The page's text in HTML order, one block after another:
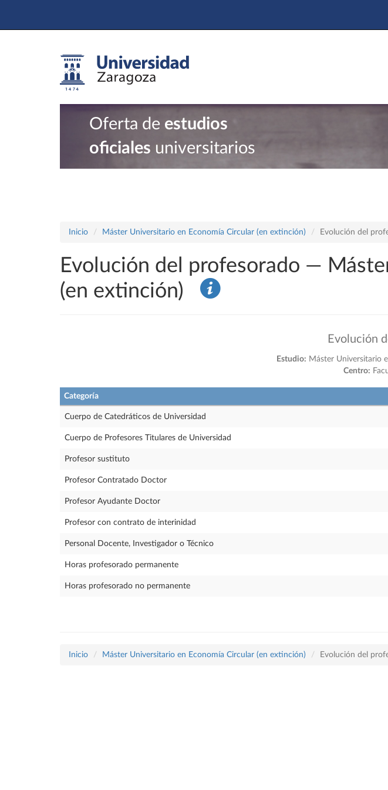
Oferta de estudios
oficiales universitarios
Inicio Máster Universitario en Economía Circular (en extinción) Evolución del
Evolución del profesorado —
(en extinción)
Evolución
Estudio: Máster Universitario
Centro:
Categoría
Cuerpo de Catedráticos de Universidad
Cuerpo de Profesores Titulares de Universidad
Profesor sustituto
Profesor Contratado Doctor
Profesor Ayudante Doctor
Profesor con contrato de interinidad
Personal Docente, Investigador o Técnico
Horas profesorado permanente
Horas profesorado no permanente
Inicio Máster Universitario en Economía Circular (en extinción) Evolución del